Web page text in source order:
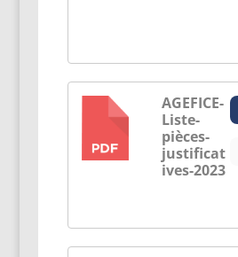
AGEFICE-
Liste-
pièces-
justificat
ives-2023